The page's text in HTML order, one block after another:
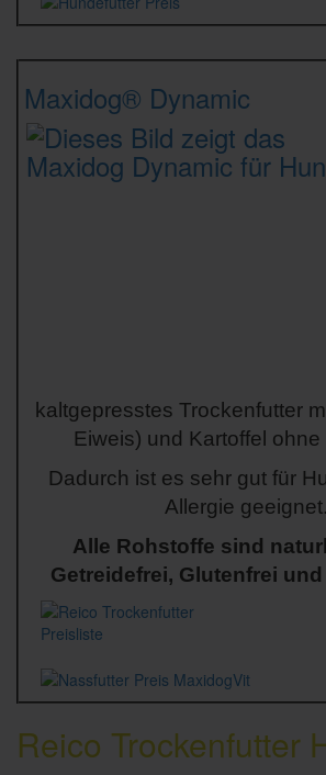
Maxidog® Dynamic
kaltgepresstes Trockenfutter
Eiweis) und Kartoffel ohne
Dadurch ist es sehr gut für
Allergie geeignet.
Alle Rohstoffe sind
Getreidefrei, Glutenfrei
Reico Trockenfutter